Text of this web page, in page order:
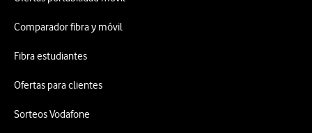
Comparador fibra y móvil
Fibra estudiantes
Ofertas para clientes
Sorteos Vodafone